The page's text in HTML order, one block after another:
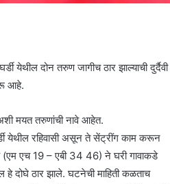
येथील दोन तरुण जागीच ठार झाल्याची दुर्दैवी
आहे.
मयत तरुणांची नावे आहेत.
येथील रहिवासी असून ते सेंट्रींग काम करून
(एम एच 19 – एबी 34 46) ने घरी गावाकडे
ठार झाले. घटनेची माहिती कळताच